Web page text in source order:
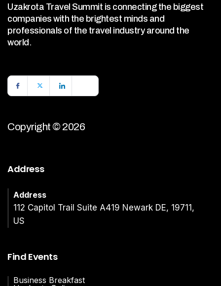
Uzakrota Travel Summit is connecting the biggest
companies with the brightest minds and
professionals of the travel industry around the
world.
Copyright © 2026
Address
Address
112 Capitol Trail Suite A419 Newark DE, 19711,
US
Find Events
Business Breakfast